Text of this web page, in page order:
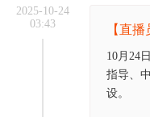
2025-10-24
03:43
【直
10月24
指导、
设。